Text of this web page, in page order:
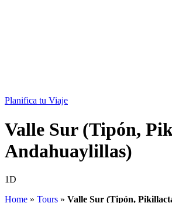
Planifica tu Viaje
Valle Sur (Tipón,
Andahuaylillas)
1D
Home » Tours » Valle Sur (Tipón,